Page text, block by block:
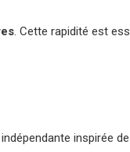
. Cette rapidité est
inspirée